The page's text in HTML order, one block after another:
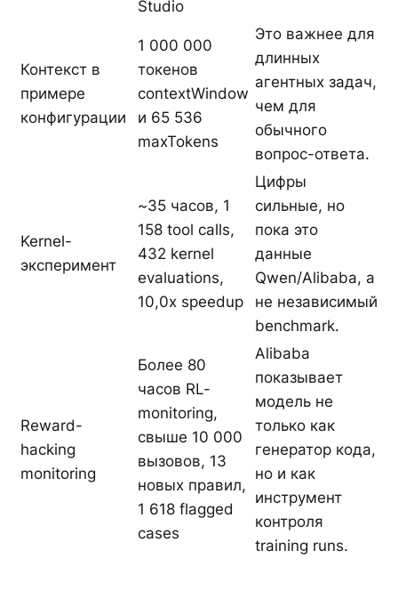
Studio
Контекст в
примере
конфигурации
1 000 000
токенов
contextWindow
и 65 536
maxTokens
Это важнее для
длинных
агентных задач,
чем для
обычного
вопрос-ответа.
Kernel-
эксперимент
~35 часов, 1
158 tool calls,
432 kernel
evaluations,
10,0x speedup
Цифры
сильные, но
пока это
данные
Qwen/Alibaba, а
не независимый
benchmark.
Reward-
hacking
monitoring
Более 80
часов RL-
monitoring,
свыше 10 000
вызовов, 13
новых правил,
1 618 flagged
cases
Alibaba
показывает
модель не
только как
генератор кода,
но и как
инструмент
контроля
training runs.